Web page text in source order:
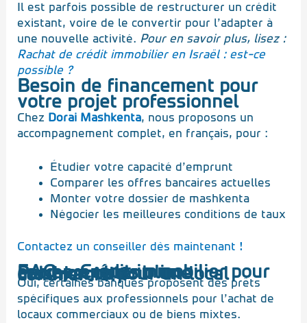
Il est parfois possible de restructurer un crédit
existant, voire de le convertir pour l’adapter à
une nouvelle activité. Pour en savoir plus, lisez :
Rachat de crédit immobilier en Israël : est-ce
possible ?
Besoin de financement pour
votre projet professionnel
Chez Dorai Mashkenta, nous proposons un
accompagnement complet, en français, pour :
Étudier votre capacité d’emprunt
Comparer les offres bancaires actuelles
Monter votre dossier de mashkenta
Négocier les meilleures conditions de taux
Contactez un conseiller dès maintenant !
FAQ – Crédit immobilier pour entrepreneurs olim
Peut-on obtenir une mashkenta pour un local commercial ?
Oui, certaines banques proposent des prêts
spécifiques aux professionnels pour l’achat de
locaux commerciaux ou de biens mixtes.